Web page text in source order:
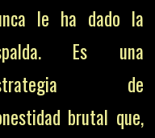
le ha dado la
Es una
de
brutal que,